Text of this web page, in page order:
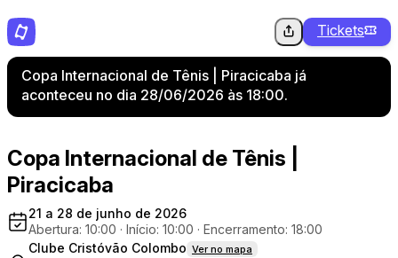
Tickets
Copa Internacional de Tênis | Piracicaba já
aconteceu no dia 28/06/2026 às 18:00.
Copa Internacional de Tênis |
Piracicaba
21 a 28 de junho de 2026
Abertura: 10:00 · Início: 10:00 · Encerramento: 18:00
Clube Cristóvão Colombo Ver no mapa